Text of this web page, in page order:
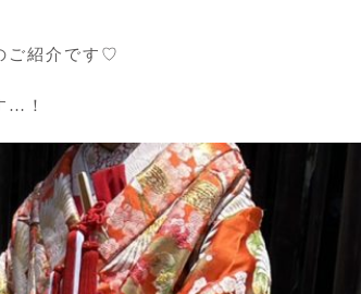
ご紹介です♡
…！